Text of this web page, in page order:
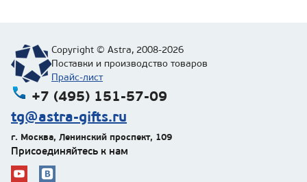
Copyright © Astra, 2008-2026
Поставки и производство товаров
Прайс-лист
+7 (495) 151-57-09
tg@astra-gifts.ru
г. Москва, Ленинский проспект, 109
Присоединяйтесь к нам